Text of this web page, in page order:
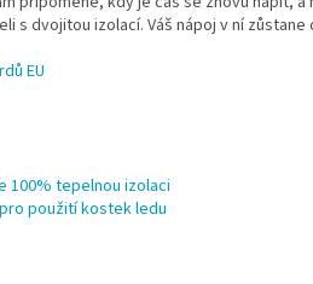
s dvojitou izolací. Váš nápoj v ní
EU
100% tepelnou izolaci
použití kostek ledu